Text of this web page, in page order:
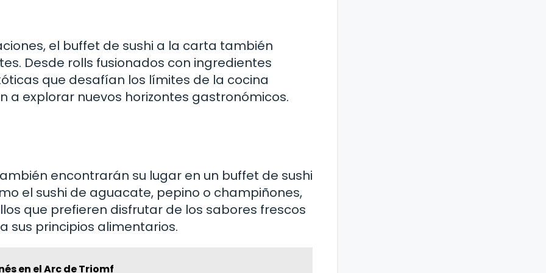
el buffet de sushi a la carta también
Desde rolls fusionados con ingredientes
que desafían los límites de la cocina
a explorar nuevos horizontes gastronómicos.
encontrarán su lugar en un buffet de sushi
el sushi de aguacate, pepino o champiñones,
que prefieren disfrutar de los sabores frescos
sus principios alimentarios.
en el Arc de Triomf